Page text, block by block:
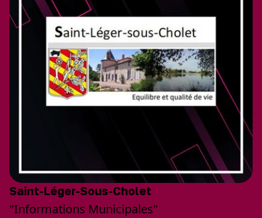
Saint-Léger-Sous-Cholet
"Informations Municipales"